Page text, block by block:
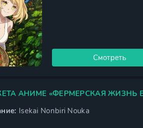
Смотреть
АНИМЕ «ФЕРМЕРСКАЯ ЖИЗНЬ
Isekai Nonbiri Nouka